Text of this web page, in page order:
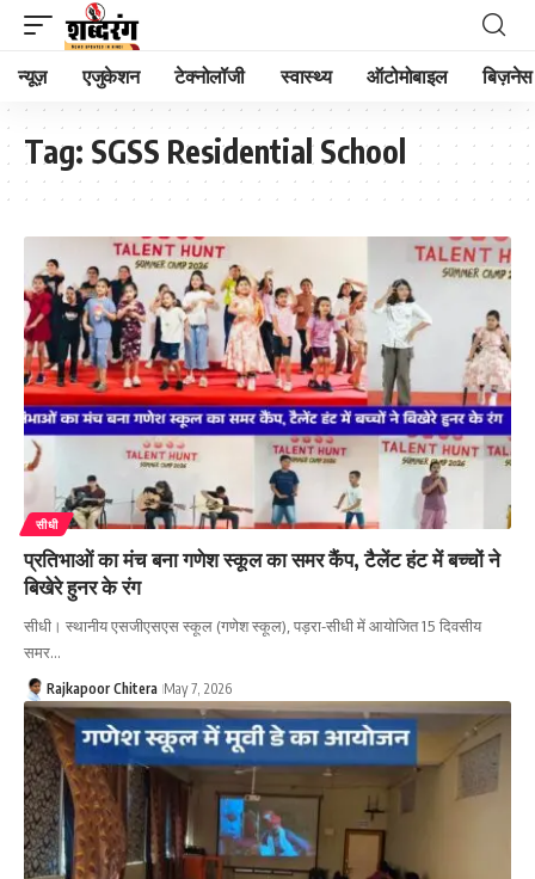
न्यूज़ एजुकेशन टेक्नोलॉजी स्वास्थ्य ऑटोमोबाइल बिज़नेस
Tag: SGSS Residential School
सीधी
प्रतिभाओं का मंच बना गणेश स्कूल का समर कैंप, टैलेंट हंट में बच्चों ने
बिखेरे हुनर के रंग
सीधी। स्थानीय एसजीएसएस स्कूल (गणेश स्कूल), पड़रा-सीधी में आयोजित 15 दिवसीय
समर…
Rajkapoor Chitera May 7, 2026